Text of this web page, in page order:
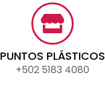
PUNTOS PLÁSTICOS
+502 5183 4080